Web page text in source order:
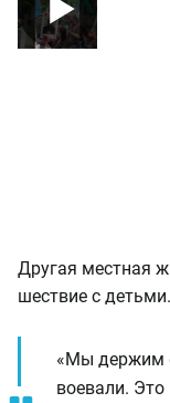
Другая местная
шествие с детьми.
«Мы держим
воевали.